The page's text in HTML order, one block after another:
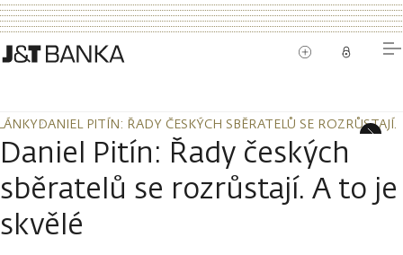
DANIEL PITÍN: ŘADY ČESKÝCH SBĚRATELŮ SE ROZRŮSTAJÍ.
DANIEL PITÍN: ŘADY ČESKÝCH SBĚRATELŮ SE ROZRŮSTAJÍ.
Daniel Pitín: Řady českých
sběratelů se rozrůstají. A to je
skvělé